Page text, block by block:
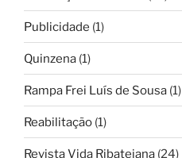
Publicidade (1)
Quinzena (1)
Rampa Frei Luís de Sousa (1)
Reabilitação (1)
Revista Vida Ribatejana (24)